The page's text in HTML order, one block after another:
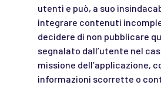
utenti e può, a suo
integrare contenuti
decidere di non pubblicare
segnalato dall’utente nel
missione dell’applicazione,
informazioni scorrette o